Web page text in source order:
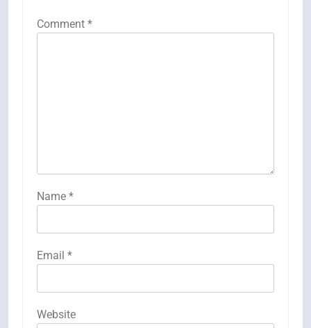
Comment *
Name *
Email *
Website